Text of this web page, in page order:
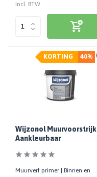
Incl. BTW
40%
KORTING
Wijzonol Muurvoorstrijk
Aankleurbaar
Muurverf primer | Binnen en